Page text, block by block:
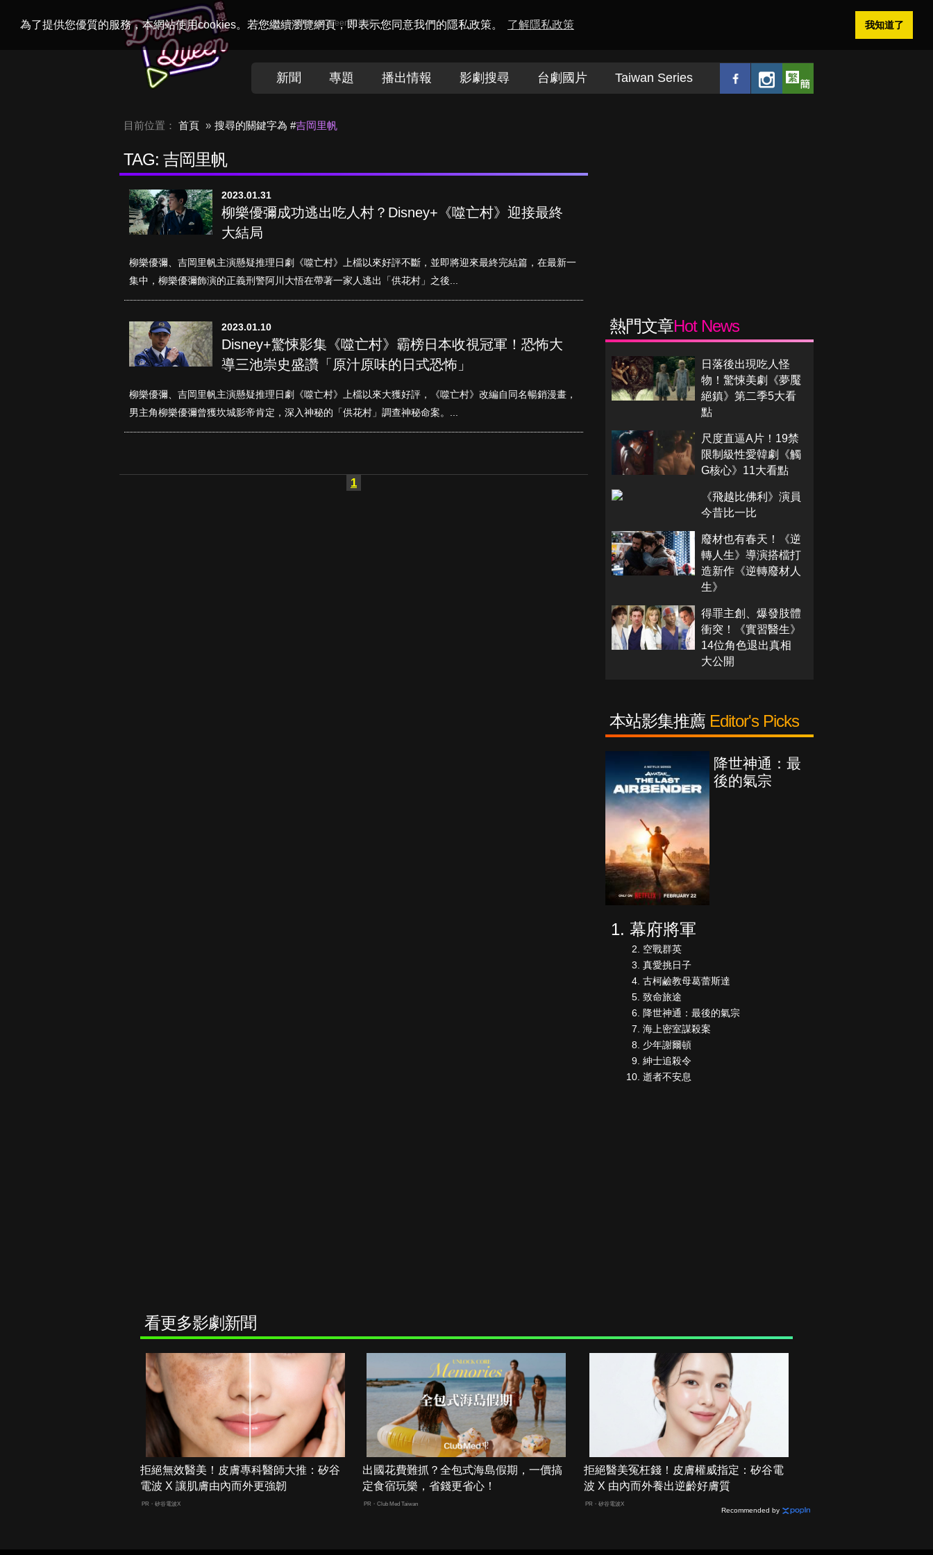
為了提供您優質的服務，本網站使用cookies。若您繼續瀏覽網頁，即表示您同意我們的隱私政策。 了解隱私政策 我知道了
Welcome toDramaQueen電視迷
新聞 專題 播出情報 影劇搜尋 台劇國片 Taiwan Series
目前位置： 首頁 搜尋的關鍵字為 #吉岡里帆
TAG: 吉岡里帆
2023.01.31
柳樂優彌成功逃出吃人村？Disney+《噬亡村》迎接最終
大結局
柳樂優彌、吉岡里帆主演懸疑推理日劇《噬亡村》上檔以來好評不斷，並即將迎來最終完結篇，在最新一
集中，柳樂優彌飾演的正義刑警阿川大悟在帶著一家人逃出「供花村」之後...
2023.01.10
Disney+驚悚影集《噬亡村》霸榜日本收視冠軍！恐怖大
導三池崇史盛讚「原汁原味的日式恐怖」
柳樂優彌、吉岡里帆主演懸疑推理日劇《噬亡村》上檔以來大獲好評，《噬亡村》改編自同名暢銷漫畫，
男主角柳樂優彌曾獲坎城影帝肯定，深入神秘的「供花村」調查神秘命案。...
1
熱門文章Hot News
日落後出現吃人怪
物！驚悚美劇《夢魘
絕鎮》第二季5大看
點
尺度直逼A片！19禁
限制級性愛韓劇《觸
G核心》11大看點
《飛越比佛利》演員
今昔比一比
廢材也有春天！《逆
轉人生》導演搭檔打
造新作《逆轉廢材人
生》
得罪主創、爆發肢體
衝突！《實習醫生》
14位角色退出真相
大公開
本站影集推薦 Editor's Picks
降世神通：最
後的氣宗
幕府將軍
空戰群英
真愛挑日子
古柯鹼教母葛蕾斯達
致命旅途
降世神通：最後的氣宗
海上密室謀殺案
少年謝爾頓
紳士追殺令
逝者不安息
看更多影劇新聞
拒絕無效醫美！皮膚專科醫師大推：矽谷
電波 X 讓肌膚由內而外更強韌
PR・矽谷電波X
出國花費難抓？全包式海島假期，一價搞
定食宿玩樂，省錢更省心！
PR・Club Med Taiwan
拒絕醫美冤枉錢！皮膚權威指定：矽谷電
波 X 由內而外養出逆齡好膚質
PR・矽谷電波X
Recommended by